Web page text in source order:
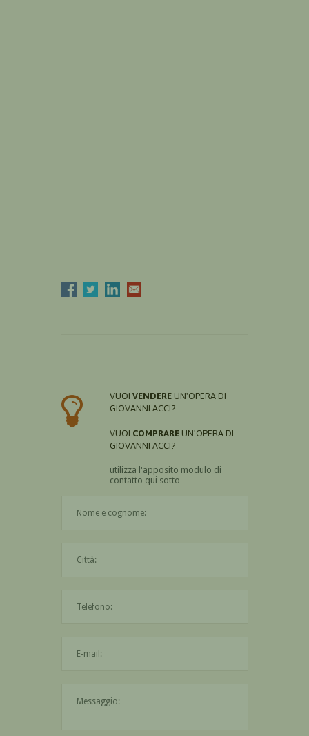
VUOI VENDERE UN'OPERA DI
GIOVANNI ACCI?
VUOI COMPRARE UN'OPERA DI
GIOVANNI ACCI?
utilizza l'apposito modulo di
contatto qui sotto